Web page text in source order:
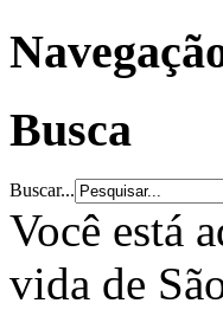
Busca
Buscar...
Você está
vida de